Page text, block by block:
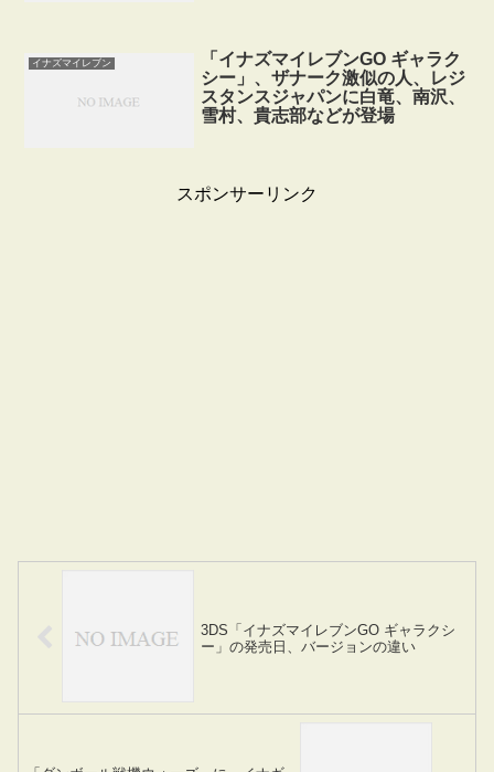
イナズマイレブン
「イナズマイレブンGO ギャラク
シー」、ザナーク激似の人、レジ
スタンスジャパンに白竜、南沢、
雪村、貴志部などが登場
スポンサーリンク
3DS「イナズマイレブンGO ギャラクシ
ー」の発売日、バージョンの違い